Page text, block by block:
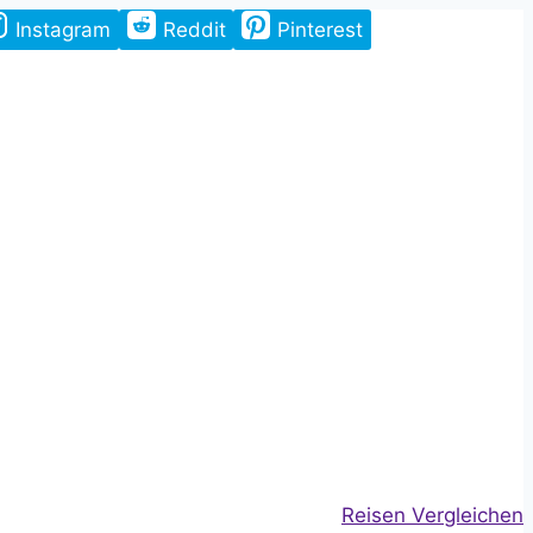
Instagram Reddit Pinterest
Reisen Vergleichen